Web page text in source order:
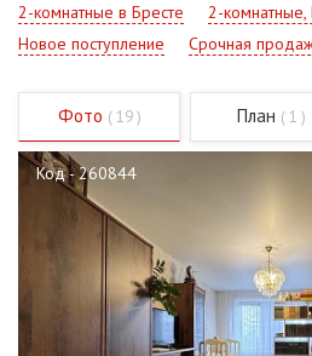
2-комнатные в Бресте 2-
Новое поступление
Срочная
Фото ( 19 ) План ( 1 )
Код - 260844